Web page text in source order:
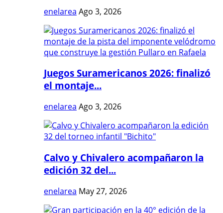
enelarea Ago 3, 2026
Juegos Suramericanos 2026: finalizó
el montaje...
enelarea Ago 3, 2026
Calvo y Chivalero acompañaron la
edición 32 del...
enelarea May 27, 2026